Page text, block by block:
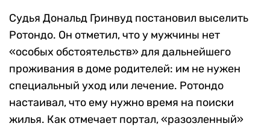
Судья Дональд Гринвуд постановил выселить
Ротондо. Он отметил, что у мужчины нет
«особых обстоятельств» для дальнейшего
проживания в доме родителей: им не нужен
специальный уход или лечение. Ротондо
настаивал, что ему нужно время на поиски
жилья. Как отмечает портал, «разозленный»